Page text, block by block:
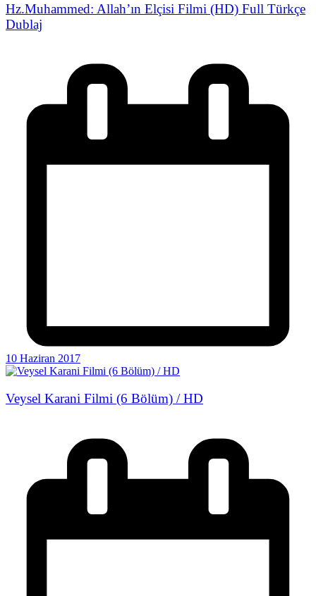
Hz.Muhammed: Allah’ın Elçisi Filmi (HD) Full Türkçe
Dublaj
10 Haziran 2017
Veysel Karani Filmi (6 Bölüm) / HD